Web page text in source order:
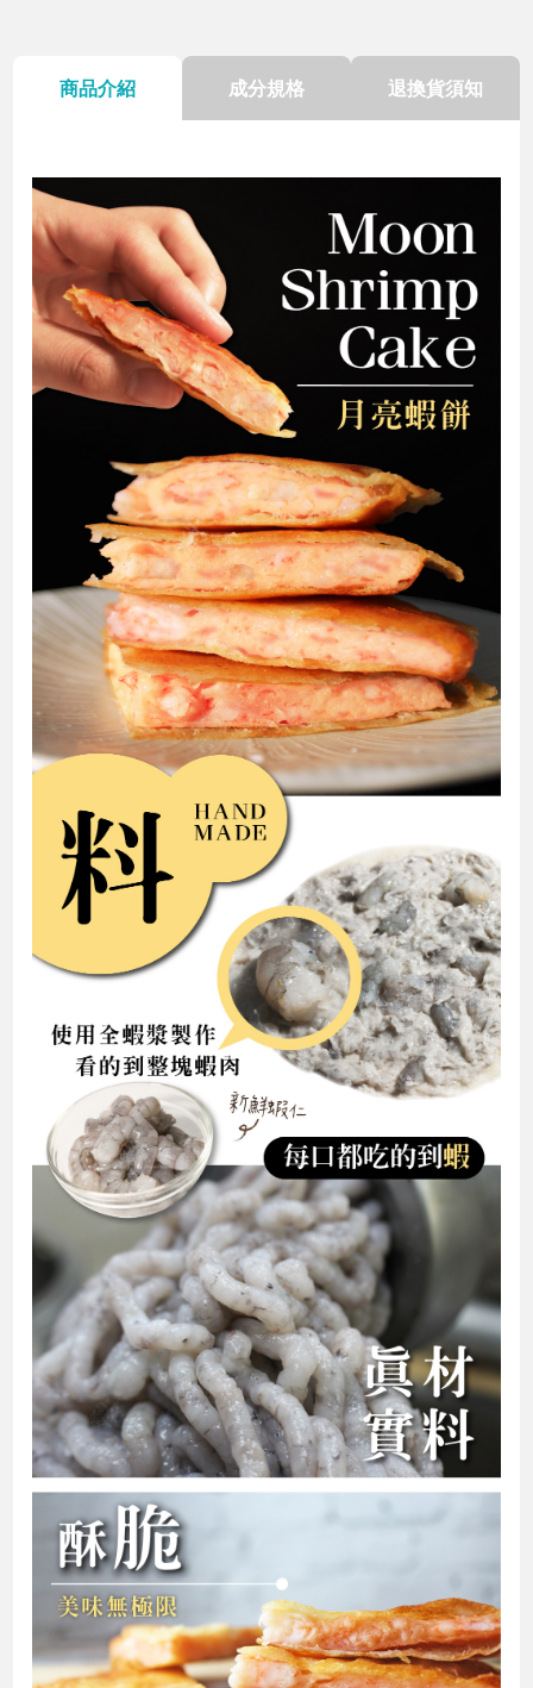
商品介紹 成分規格 退換貨須知